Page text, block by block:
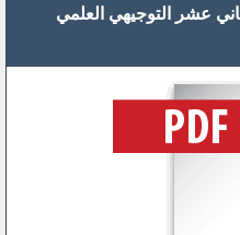
عشر التوجيهي العلمي